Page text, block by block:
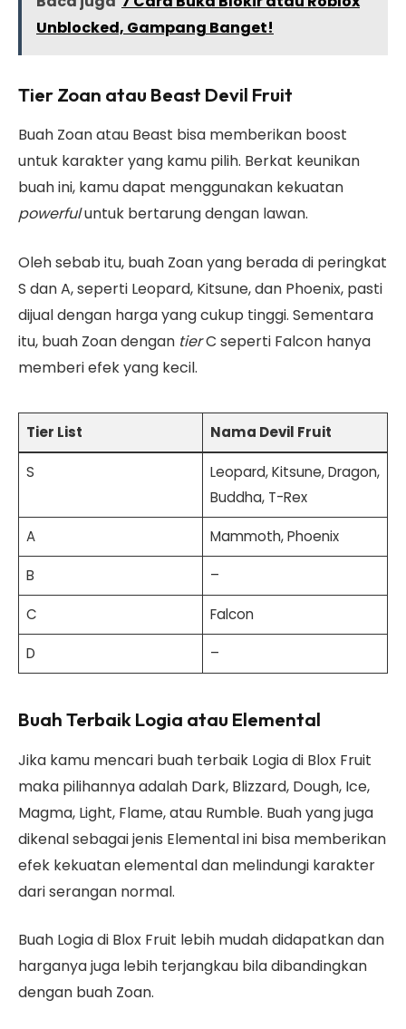
Unblocked, Gampang Banget!
Tier Zoan atau Beast Devil Fruit
Buah Zoan atau Beast bisa memberikan boost
untuk karakter yang kamu pilih. Berkat keunikan
buah ini, kamu dapat menggunakan kekuatan
powerfuluntuk bertarung dengan lawan.
Oleh sebab itu, buah Zoan yang berada di peringkat
S dan A, seperti Leopard, Kitsune, dan Phoenix, pasti
dijual dengan harga yang cukup tinggi. Sementara
itu, buah Zoan dengan tierC seperti Falcon hanya
memberi efek yang kecil.
Tier List Nama Devil Fruit
S
Leopard, Kitsune, Dragon,
Buddha, T-Rex
A Mammoth, Phoenix
B –
C Falcon
D –
Buah Terbaik Logia atau Elemental
Jika kamu mencari buah terbaik Logia di Blox Fruit
maka pilihannya adalah Dark, Blizzard, Dough, Ice,
Magma, Light, Flame, atau Rumble. Buah yang juga
dikenal sebagai jenis Elemental ini bisa memberikan
efek kekuatan elemental dan melindungi karakter
dari serangan normal.
Buah Logia di Blox Fruit lebih mudah didapatkan dan
harganya juga lebih terjangkau bila dibandingkan
dengan buah Zoan.